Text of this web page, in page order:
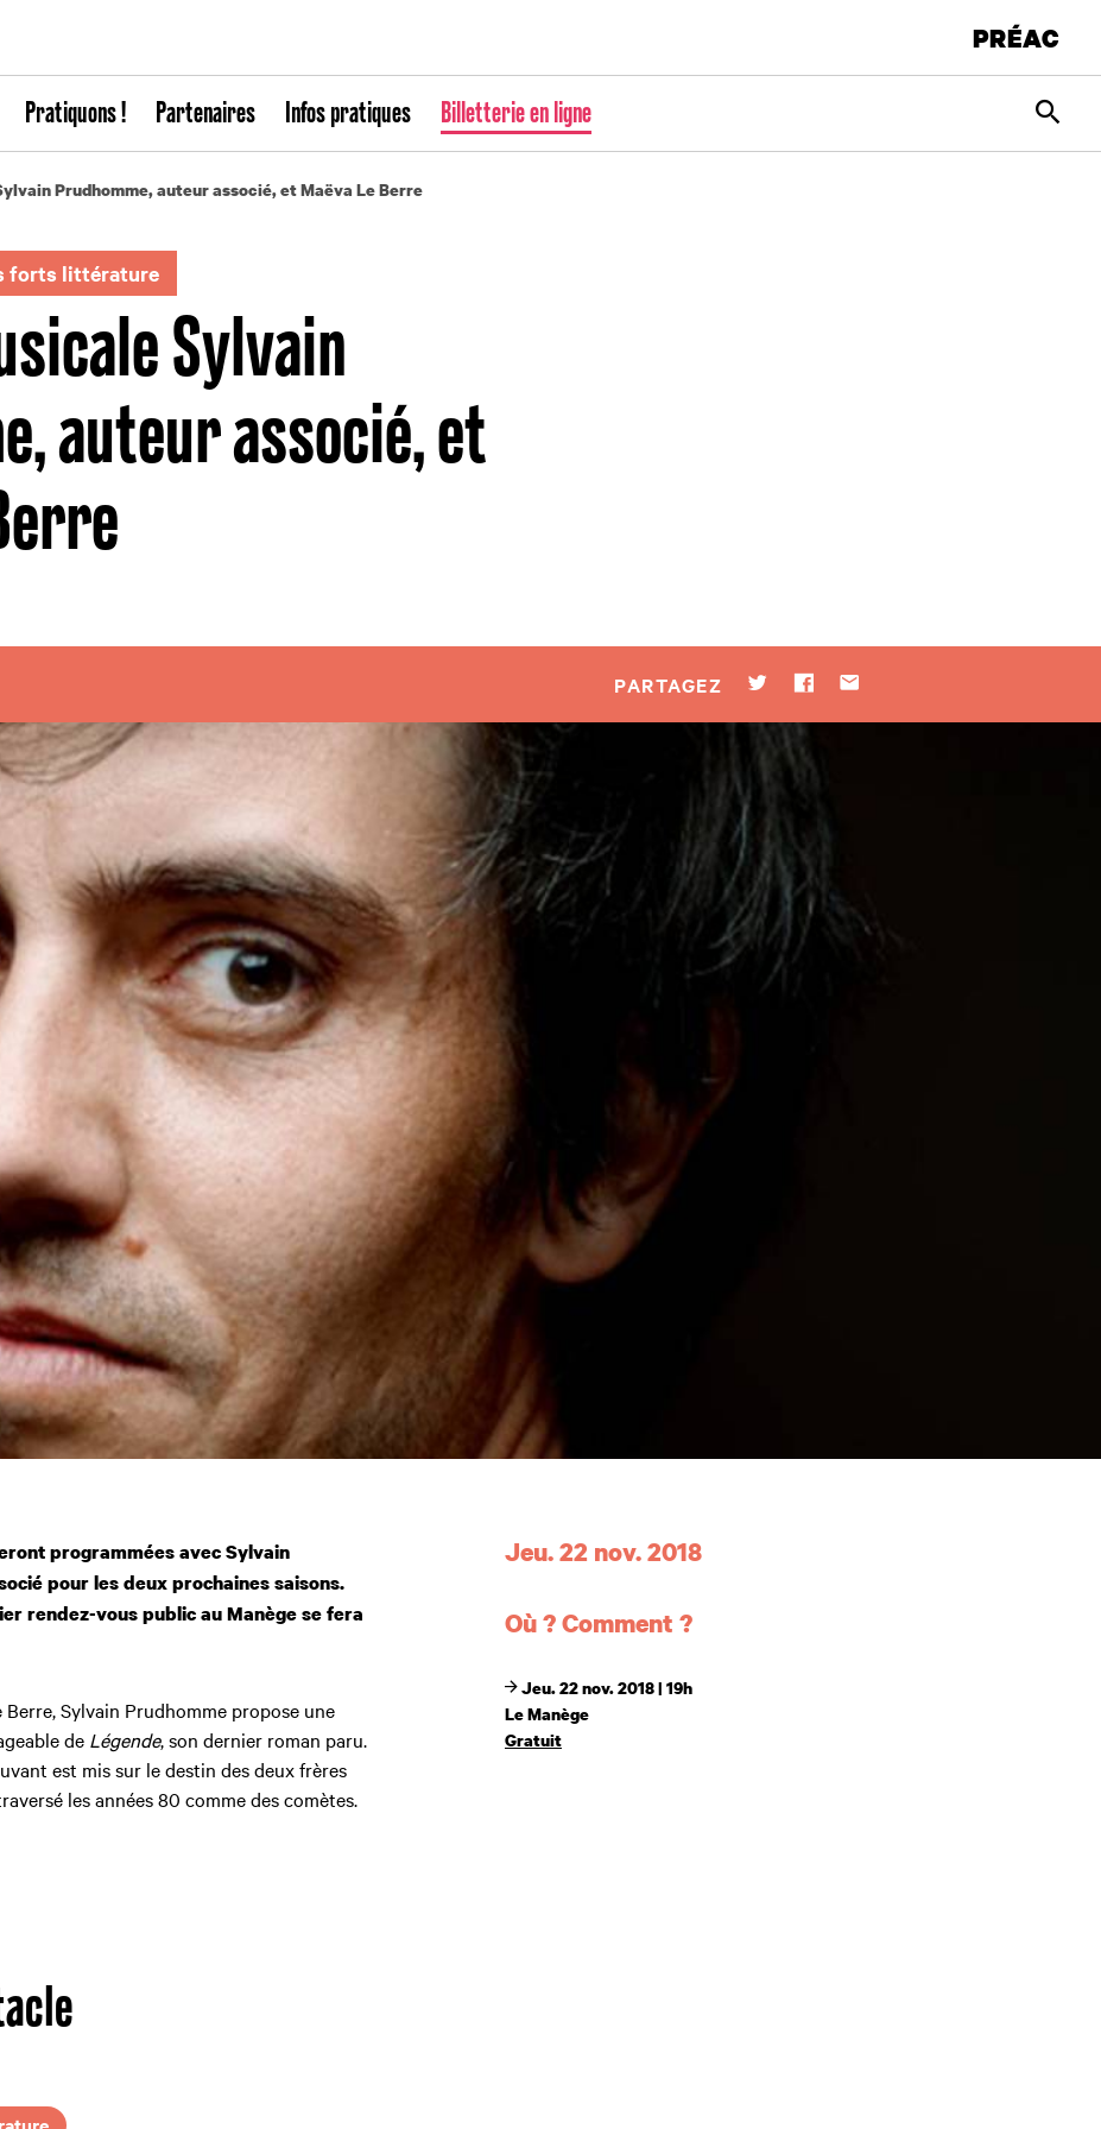
Pratiquons ! Partenaires Infos pratiques Billetterie en ligne
PRÉAC
Prudhomme, auteur associé, et Maëva Le Berre
forts littérature
Sylvain
auteur associé, et
PARTAGEZ Twitter Facebook
programmées avec Sylvain
pour les deux prochaines saisons.
rendez-vous public au Manège se fera
Sylvain Prudhomme propose une
de Légende, son dernier roman paru.
est mis sur le destin des deux frères
les années 80 comme des comètes.
Dates et horaires
Jeu. 22 nov. 2018
Où ? Comment ?
Jeu. 22 nov. 2018 | 19h
Le Manège
Gratuit